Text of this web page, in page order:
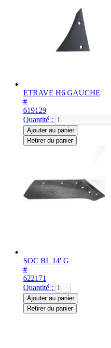
ETRAVE H6 GAUCHE
#
619129
Quantité :
Ajouter au panier
Retirer du panier
SOC BL 14' G
#
622171
Quantité :
Ajouter au panier
Retirer du panier